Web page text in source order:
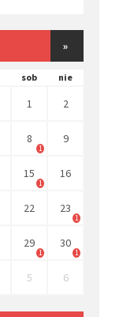
»
sob nie
1 2
8
1
9
15
1
16
22 23
1
29
1
30
1
5 6